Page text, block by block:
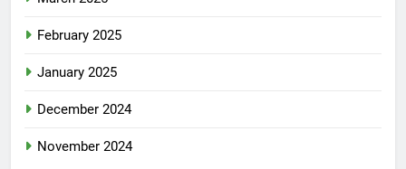
February 2025
January 2025
December 2024
November 2024